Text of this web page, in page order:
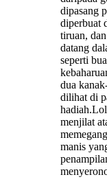
dipasang
diperbuat
tiruan,
datang
seperti
dua
dilihat di
menjilat
manis